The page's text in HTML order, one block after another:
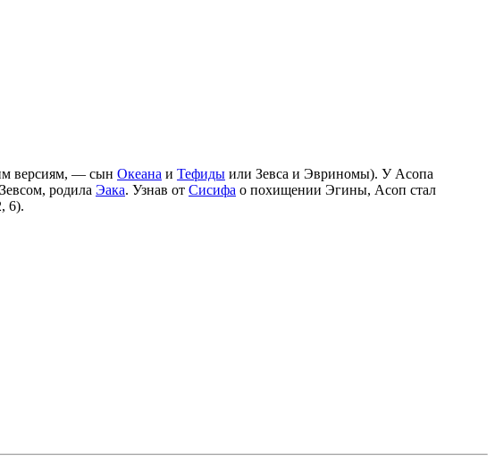
версиям, — сын Океана и Тефиды или Зевса и Эвриномы). У Асопа
родила Эака. Узнав от Сисифа о похищении Эгины, Асоп стал
6).